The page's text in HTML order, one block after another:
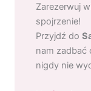
Zarezerwuj
spojrzenie!
Przyjdź do
nam zadbać
nigdy nie